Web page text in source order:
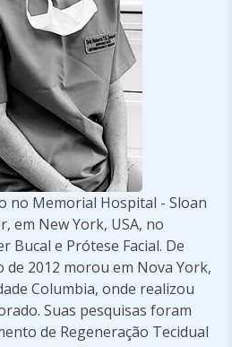
no Memorial Hospital - Sloan
em New York, USA, no
Bucal e Prótese Facial. De
de 2012 morou em Nova York,
Columbia, onde realizou
Suas pesquisas foram
de Regeneração Tecidual